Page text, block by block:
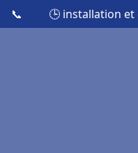
📞 🕒 installation